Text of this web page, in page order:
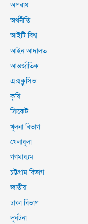
অপরাধ
অর্থনীতি
আইটি বিশ্ব
আইন আদালত
আন্তর্জাতিক
এক্সক্লুসিভ
কৃষি
ক্রিকেট
খুলনা বিভাগ
খেলাধুলা
গণমাধ্যম
চট্টগ্রাম বিভাগ
জাতীয়
ঢাকা বিভাগ
দুর্ঘটনা